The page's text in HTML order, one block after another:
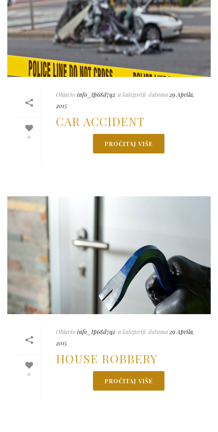
0
Objavioinfo_tp68d7q2 u kategoriji datuma 29 Aprila,
2015
CAR ACCIDENT
PROČITAJ VIŠE
0
Objavioinfo_tp68d7q2 u kategoriji datuma 29 Aprila,
2015
HOUSE ROBBERY
PROČITAJ VIŠE